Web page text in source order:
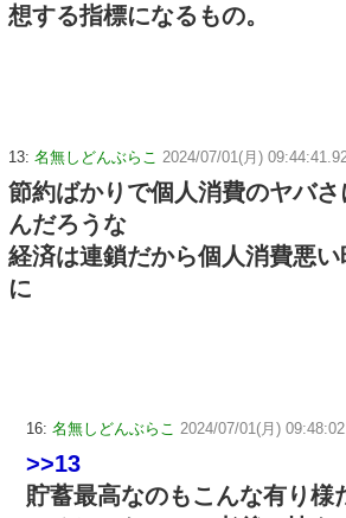
想する指標になるもの。
13: 名無しどんぶらこ 2024/07/01(月)
節約ばかりで個人消費のヤバ
んだろうな
経済は連鎖だから個人消費悪
に
16: 名無しどんぶらこ 2024/07/01(月)
>>13
貯蓄最高なのもこんな有り様